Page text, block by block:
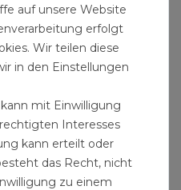
auf unsere Website
erfolgt
Wir teilen diese
in den Einstellungen
mit Einwilligung
Interesses
kann erteilt oder
das Recht, nicht
zu einem